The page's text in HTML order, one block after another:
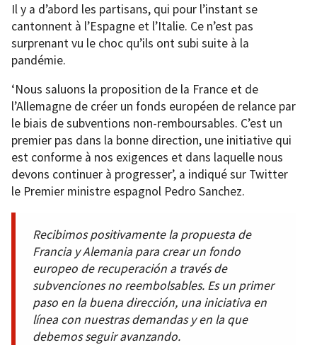
Il y a d’abord les partisans, qui pour l’instant se
cantonnent à l’Espagne et l’Italie. Ce n’est pas
surprenant vu le choc qu’ils ont subi suite à la
pandémie.
‘Nous saluons la proposition de la France et de
l’Allemagne de créer un fonds européen de relance par
le biais de subventions non-remboursables. C’est un
premier pas dans la bonne direction, une initiative qui
est conforme à nos exigences et dans laquelle nous
devons continuer à progresser’, a indiqué sur Twitter
le Premier ministre espagnol Pedro Sanchez.
Recibimos positivamente la propuesta de
Francia y Alemania para crear un fondo
europeo de recuperación a través de
subvenciones no reembolsables. Es un primer
paso en la buena dirección, una iniciativa en
línea con nuestras demandas y en la que
debemos seguir avanzando.